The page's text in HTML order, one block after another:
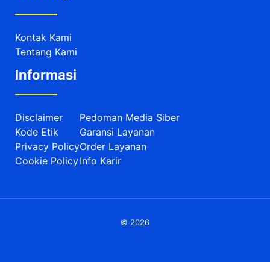
Kontak Kami
Tentang Kami
Informasi
Disclaimer
Kode Etik
Privacy Policy
Cookie Policy
Pedoman Media Siber
Garansi Layanan
Order Layanan
Info Karir
© 2026